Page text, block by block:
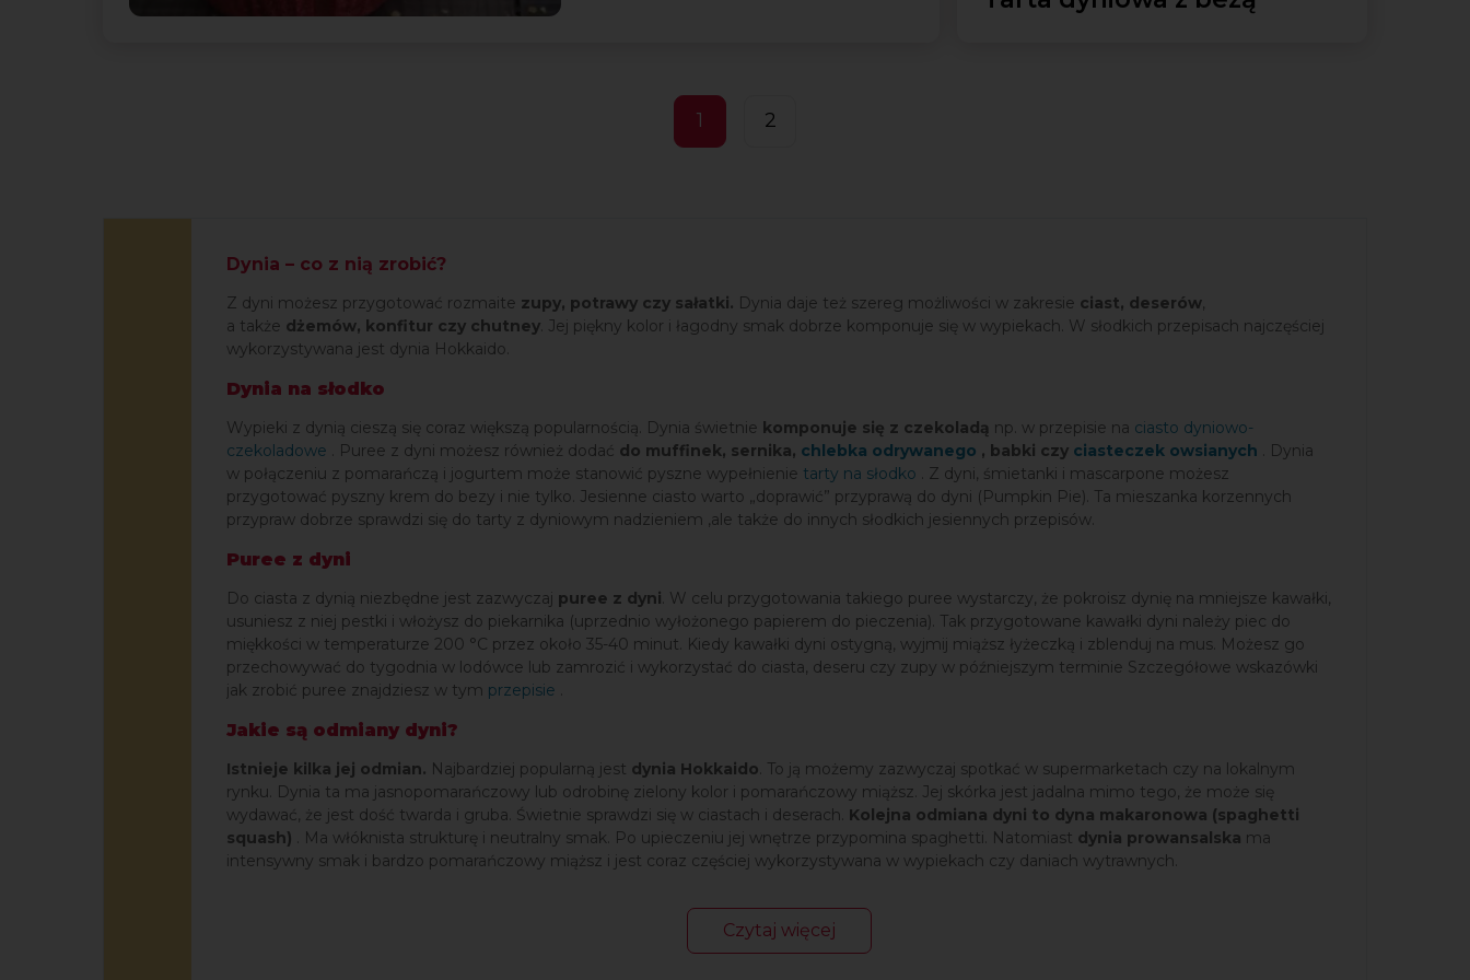
1 2
Dynia – co z nią zrobić?
Z dyni możesz przygotować rozmaite zupy, potrawy czy sałatki. Dynia daje też szereg możliwości w zakresie ciast, deserów,
a także dżemów, konfitur czy chutney . Jej piękny kolor i łagodny smak dobrze komponuje się w wypiekach. W słodkich przepisach najczęściej
wykorzystywana jest dynia Hokkaido.
Dynia na słodko
Wypieki z dynią cieszą się coraz większą popularnością. Dynia świetnie komponuje się z czekoladą np. w przepisie na ciasto dyniowo-
czekoladowe
. Puree z dyni możesz również dodać do muffinek, sernika, chlebka odrywanego , babki czy ciasteczek owsianych
. Dynia
w połączeniu z pomarańczą i jogurtem może stanowić pyszne wypełnienie tarty na słodko
. Z dyni, śmietanki i mascarpone możesz
przygotować pyszny krem do bezy i nie tylko. Jesienne ciasto warto „doprawić” przyprawą do dyni (Pumpkin Pie). Ta mieszanka korzennych
przypraw dobrze sprawdzi się do tarty z dyniowym nadzieniem ,ale także do innych słodkich jesiennych przepisów.
Puree z dyni
Do ciasta z dynią niezbędne jest zazwyczaj puree z dyni . W celu przygotowania takiego puree wystarczy, że pokroisz dynię na mniejsze kawałki,
usuniesz z niej pestki i włożysz do piekarnika (uprzednio wyłożonego papierem do pieczenia). Tak przygotowane kawałki dyni należy piec do
miękkości w temperaturze 200 °C przez około 35-40 minut. Kiedy kawałki dyni ostygną, wyjmij miąższ łyżeczką i zblenduj na mus. Możesz go
przechowywać do tygodnia w lodówce lub zamrozić i wykorzystać do ciasta, deseru czy zupy w późniejszym terminie Szczegółowe wskazówki
jak zrobić puree znajdziesz w tym przepisie
Jakie są odmiany dyni?
Istnieje kilka jej odmian. Najbardziej popularną jest dynia Hokkaido . To ją możemy zazwyczaj spotkać w supermarketach czy na lokalnym
rynku. Dynia ta ma jasnopomarańczowy lub odrobinę zielony kolor i pomarańczowy miąższ. Jej skórka jest jadalna mimo tego, że może się
wydawać, że jest dość twarda i gruba. Świetnie sprawdzi się w ciastach i deserach. Kolejna odmiana dyni to dyna makaronowa (spaghetti
squash) . Ma włóknista strukturę i neutralny smak. Po upieczeniu jej wnętrze przypomina spaghetti. Natomiast dynia prowansalska ma
intensywny smak i bardzo pomarańczowy miąższ i jest coraz częściej wykorzystywana w wypiekach czy daniach wytrawnych.
Czytaj więcej